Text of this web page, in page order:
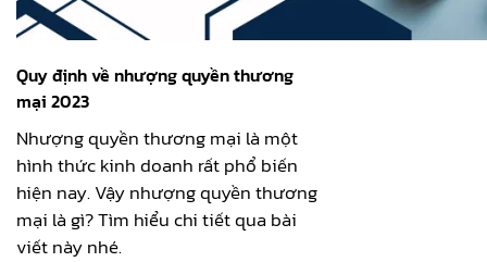
Quy định về nhượng quyền thương
mại 2023
Nhượng quyền thương mại là một
hình thức kinh doanh rất phổ biến
hiện nay. Vậy nhượng quyền thương
mại là gì? Tìm hiểu chi tiết qua bài
viết này nhé.